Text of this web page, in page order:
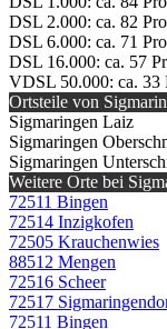
DSL 2.000: ca. 82
DSL 6.000: ca. 71
DSL 16.000: ca. 57
VDSL 50.000: ca. 33
Ortsteile von
Sigmaringen Laiz
Sigmaringen
Sigmaringen
Weitere Orte bei
72511 Bingen
72514 Inzigkofen
72505 Krauchenwies
88512 Mengen
72516 Scheer
72517
72511 Bingen